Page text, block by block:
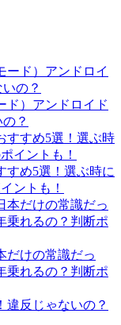
ド）アンドロイド
？
すめ5選！選ぶ時に
ントも！
だけの常識だっ
乗れるの？判断ポ